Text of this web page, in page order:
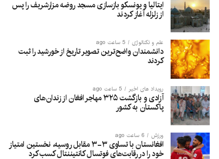
ایتالیا و یونسکو بازسازی مسجد روضه مزارشریف را پس
از زلزله آغاز کردند
علم و تکنالوژی 5 ساعت ago
دانشمندان واضح‌ترین تصویر تاریخ از خورشید را ثبت
کردند
رویداد های اخیر 5 ساعت ago
آزادی و بازگشت ۳۲۵ مهاجر افغان از زندان‌های
پاکستان به کشور
ورزش 6 ساعت ago
افغانستان با تساوی ۳-۳ مقابل روسیه، نخستین امتیاز
خود را در رقابت‌های فوتسال کانتیننتال کسب کرد